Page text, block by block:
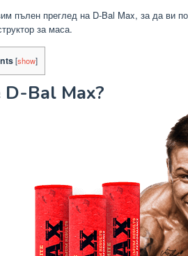
пълен преглед на D-Bal Max, за да ви
за маса.
[show]
D-Bal Max?